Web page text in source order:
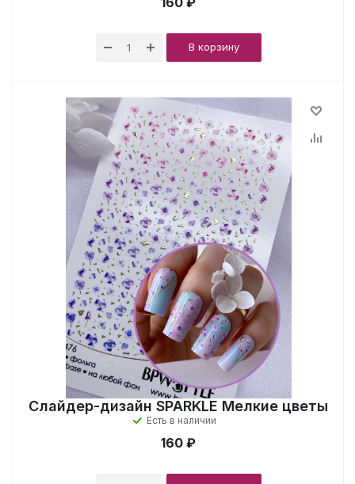
В корзину
Слайдер-дизайн SPARKLE Мелкие цветы
Есть в наличии
160 ₽